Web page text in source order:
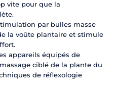
vite pour que la
par bulles masse
la voûte plantaire et stimule
appareils équipés de
ciblé de la plante du
de réflexologie